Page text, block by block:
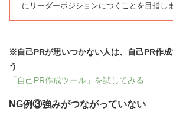
にリーダーポジションにつくことを目指しま
※自己PRが思いつかない人は、自己PR作
う
「自己PR作成ツール」を試してみる
NG例③強みがつながっていない